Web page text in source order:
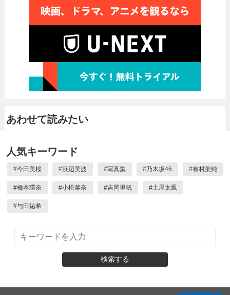
あわせて読みたい
人気キーワード
#今田美桜 #浜辺美波 #写真集 #乃木坂46 #有村架純
#橋本環奈 #小松菜奈 #吉岡里帆 #土屋太鳳
#与田祐希
検索する